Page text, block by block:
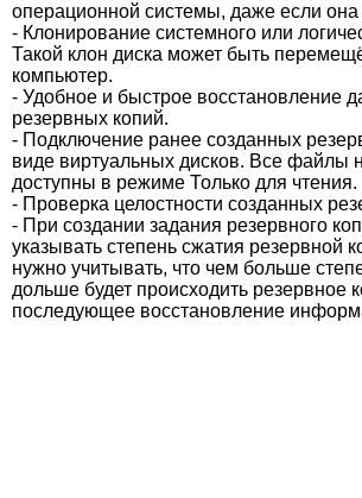
операционной системы, даже если она
- Клонирование системного или
Такой клон диска может быть
компьютер.
- Удобное и быстрое восстановление
резервных копий.
- Подключение ранее созданных
виде виртуальных дисков. Все файлы
доступны в режиме Только для чтения.
- Проверка целостности созданных
- При создании задания резервного
указывать степень сжатия резервной
нужно учитывать, что чем больше
дольше будет происходить резервное
последующее восстановление